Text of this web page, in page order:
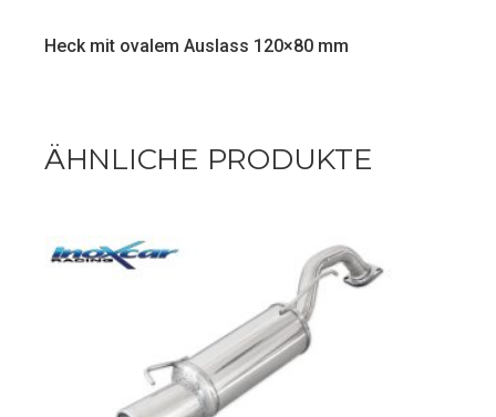
Heck mit ovalem Auslass 120×80 mm
ÄHNLICHE PRODUKTE